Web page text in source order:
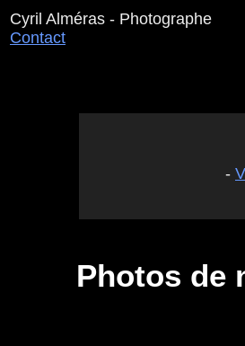
Panneau de gestion des cookies
Cyril Alméras - Photographe
Contact
-
Photos de